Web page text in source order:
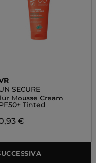
SECURE
Mousse Cream
Tinted
€